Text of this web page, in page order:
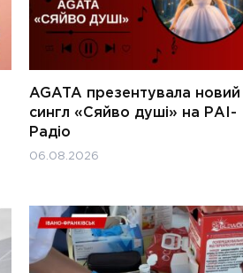
AGATA презентувала новий
сингл «Сяйво душі» на РАІ-
Радіо
06.08.2026